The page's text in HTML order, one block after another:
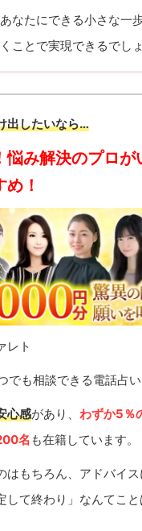
なたにできる小さな一
ことで実現できるでしょ
出したいなら…
悩み解決のプロが
！
レト
も相談できる電話占い
心感があり、 わずか5％
名 も在籍しています。
はもちろん、アドバイ
して終わり」なんてこ